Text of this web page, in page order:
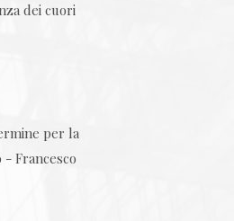
dei cuori
per la
Francesco